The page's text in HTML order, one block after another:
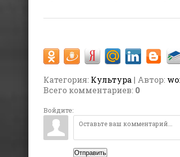
Категория: Культура | Автор:
Всего комментариев: 0
Войдите:
Отправить